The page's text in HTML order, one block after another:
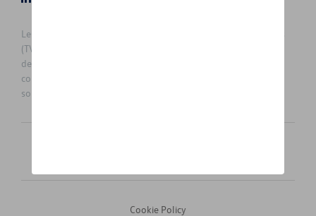
Les prix affichés sur le présent site sont des prix recommandés
(TVAc), hors éventuels frais de montage. Pour connaitre le prix
de vente actuel et les éventuels frais de montage, veuillez
contacter votre concessionnaire/agent. Les prix recommandés
sont sujets à des changements sans préavis.
Cookie Policy